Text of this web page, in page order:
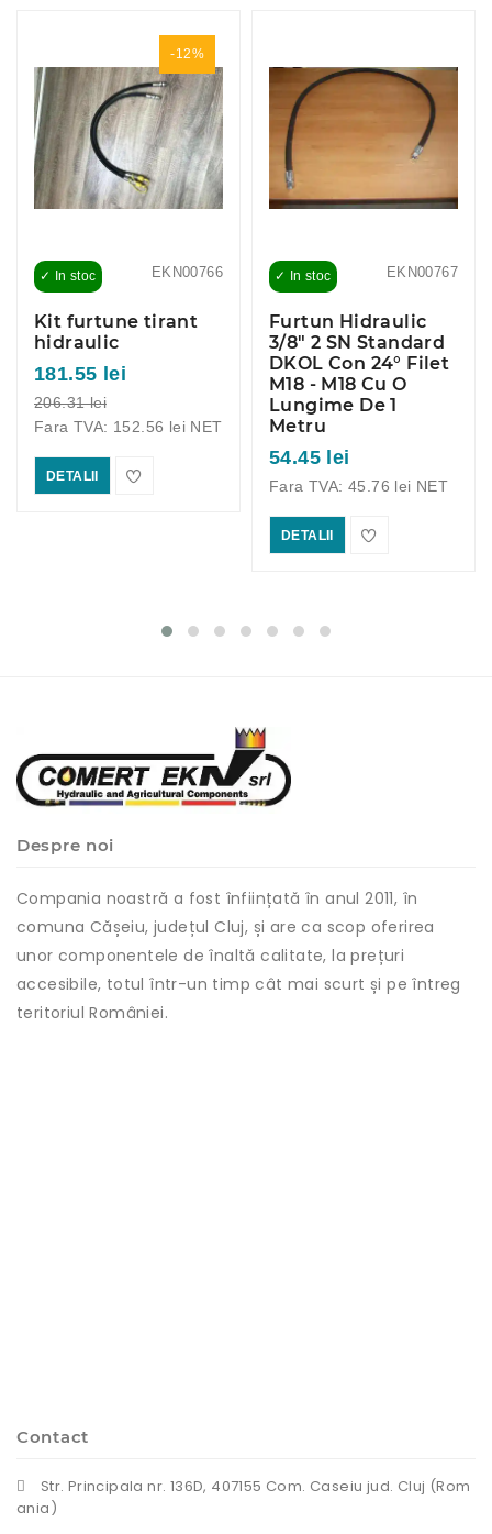
-12%
EKN00766
✓ In stoc
Kit furtune tirant
hidraulic
181.55 lei
206.31 lei
Fara TVA: 152.56 lei NET
DETALII
EKN00767
✓ In stoc
Furtun Hidraulic
3/8" 2 SN Standard
DKOL Con 24° Filet
M18 - M18 Cu O
Lungime De 1
Metru
54.45 lei
Fara TVA: 45.76 lei NET
DETALII
Despre noi
Compania noastră a fost înființată în anul 2011, în
comuna Cășeiu, județul Cluj, și are ca scop oferirea
unor componentele de înaltă calitate, la prețuri
accesibile, totul într-un timp cât mai scurt și pe întreg
teritoriul României.
Contact
Str. Principala nr. 136D, 407155 Com. Caseiu jud. Cluj (Rom
ania)